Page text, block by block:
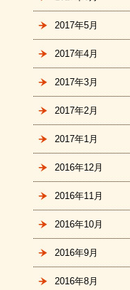
2017年5月
2017年4月
2017年3月
2017年2月
2017年1月
2016年12月
2016年11月
2016年10月
2016年9月
2016年8月